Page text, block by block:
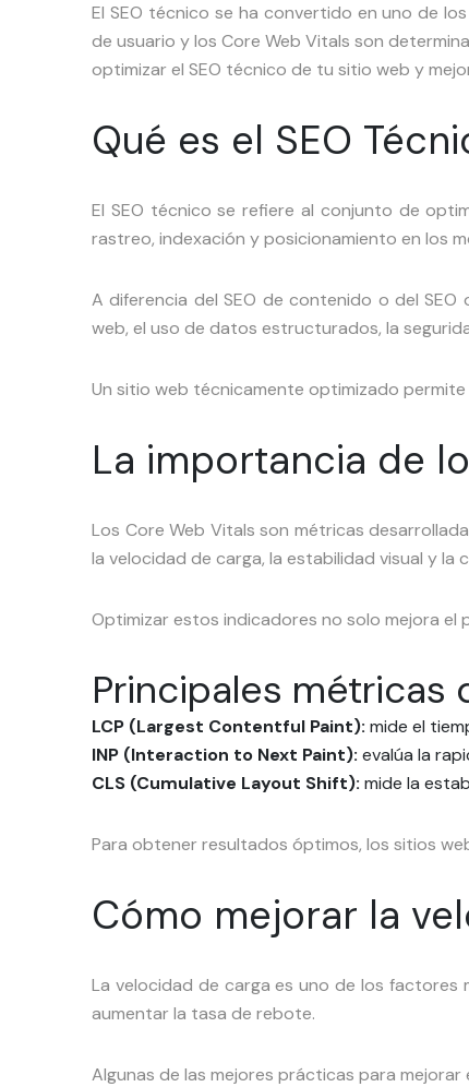
El SEO técnico se ha convertido en uno de
de usuario y los Core Web Vitals son
optimizar el SEO técnico de tu sitio web y
Qué es el SEO
El SEO técnico se refiere al conjunto de
rastreo, indexación y posicionamiento en los
A diferencia del SEO de contenido o del
web, el uso de datos estructurados, la
Un sitio web técnicamente optimizado
La importancia de
Los Core Web Vitals son métricas
la velocidad de carga, la estabilidad visual y la
Optimizar estos indicadores no solo mejora el
Principales métricas
LCP (Largest Contentful Paint): mide el
INP (Interaction to Next Paint): evalúa la
CLS (Cumulative Layout Shift): mide la
Para obtener resultados óptimos, los sitios
Cómo mejorar la
La velocidad de carga es uno de los factores
aumentar la tasa de rebote.
Algunas de las mejores prácticas para mejorar